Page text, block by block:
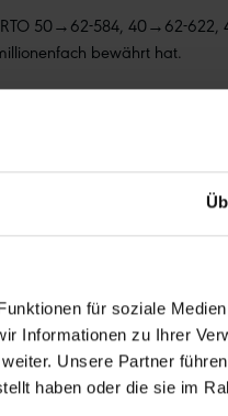
für soziale
Informationen zu Ihrer
Unsere Partner
haben oder die sie im
50→62-584, 40→62-622,
bewährt hat.